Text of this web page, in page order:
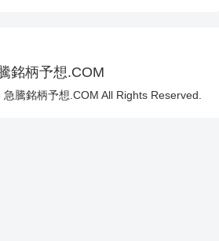
銘柄予想.COM
騰銘柄予想.COM All Rights Reserved.